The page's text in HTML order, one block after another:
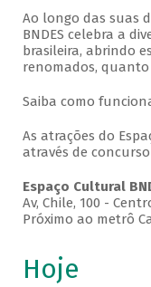
Ao longo das suas
BNDES celebra a
brasileira, abrindo
renomados,
Saiba como
As atrações do
através de
Espaço Cultural
Av, Chile, 100 -
Próximo ao metrô
Hoje